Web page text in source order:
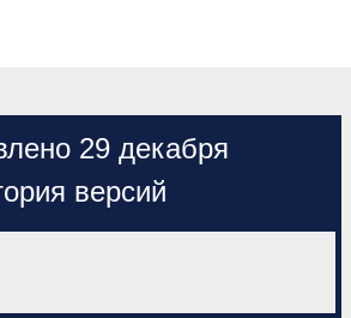
29 декабря
версий